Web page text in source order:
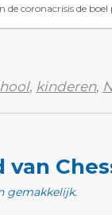
coronacrisis de boel
, kinderen,
van
gemakkelijk.